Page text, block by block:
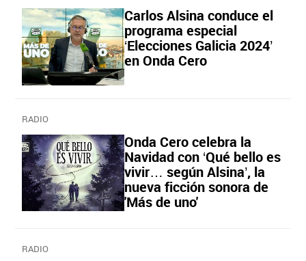
Carlos Alsina conduce el
programa especial
‘Elecciones Galicia 2024’
en Onda Cero
RADIO
Onda Cero celebra la
Navidad con ‘Qué bello es
vivir… según Alsina’, la
nueva ficción sonora de
'Más de uno'
RADIO